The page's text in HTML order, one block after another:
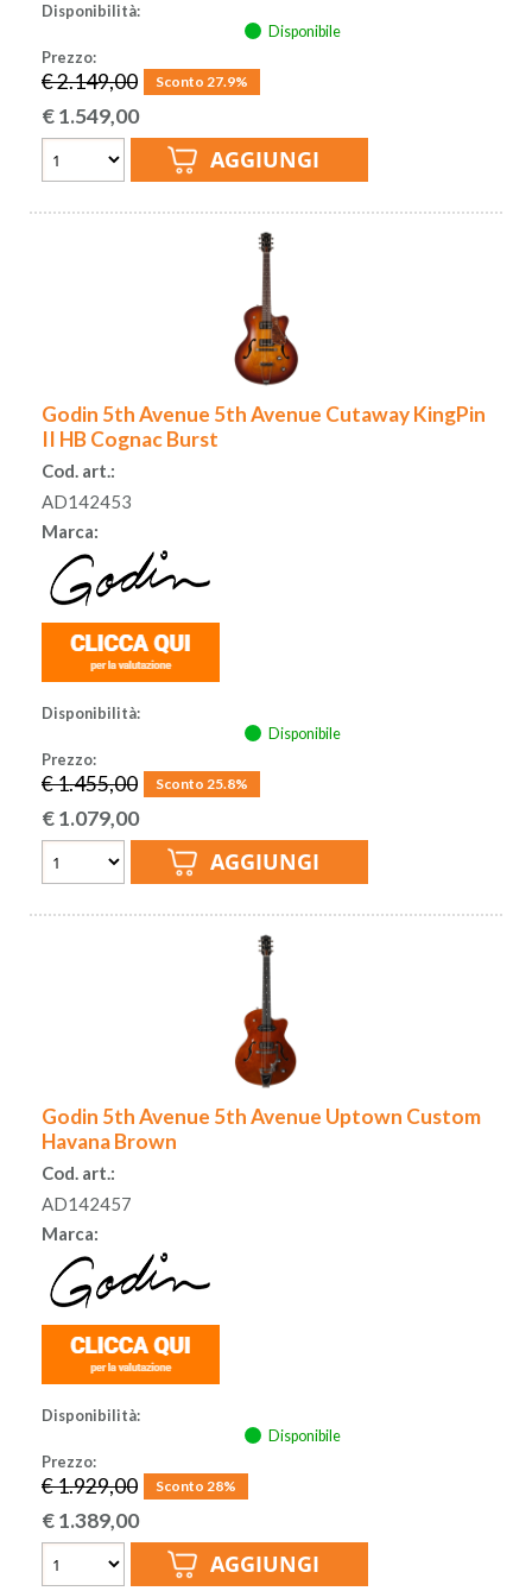
Disponibilità:
Disponibile
Prezzo:
€ 2.149,00 Sconto 27.9%
€1.549,00
Godin 5th Avenue 5th Avenue Cutaway KingPin
II HB Cognac Burst
Cod. art.:
AD142453
Marca:
Disponibilità:
Disponibile
Prezzo:
€ 1.455,00 Sconto 25.8%
€1.079,00
Godin 5th Avenue 5th Avenue Uptown Custom
Havana Brown
Cod. art.:
AD142457
Marca:
Disponibilità:
Disponibile
Prezzo:
€ 1.929,00 Sconto 28%
€1.389,00